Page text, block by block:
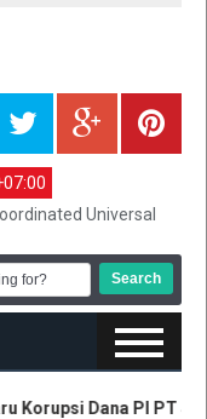
Universal
Dana PI PT